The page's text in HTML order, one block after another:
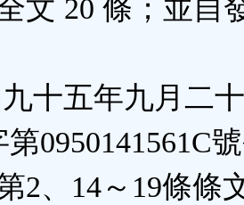
文 20 條；並自
十五年九月二
0950141561C
2、14～19條條